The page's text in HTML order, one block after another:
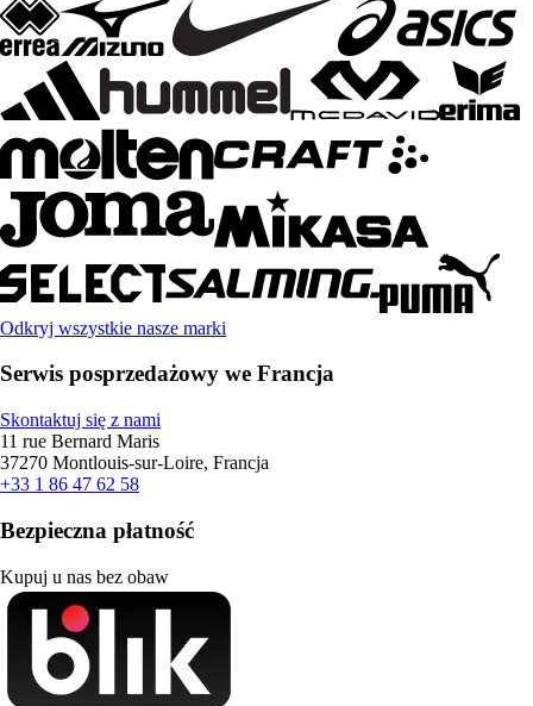
Odkryj wszystkie nasze marki
Serwis posprzedażowy we Francja
Skontaktuj się z nami
11 rue Bernard Maris
37270 Montlouis-sur-Loire, Francja
+33 1 86 47 62 58
Bezpieczna płatność
Kupuj u nas bez obaw